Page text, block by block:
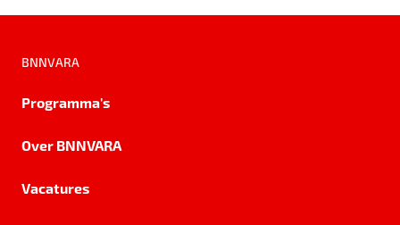
BNNVARA
Programma's
Over BNNVARA
Vacatures